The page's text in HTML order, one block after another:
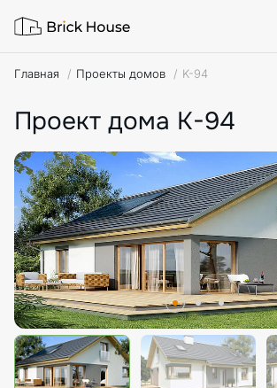
Главная Проекты домов K-94
Проект дома K-94